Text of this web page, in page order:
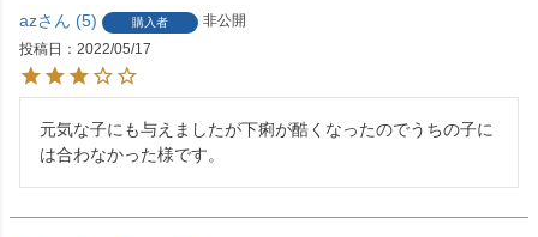
az 5 購入者
非公開
投稿日
2022/05/17
元気な子にも与えましたが下痢が酷くなったのでうちの子に
は合わなかった様です。